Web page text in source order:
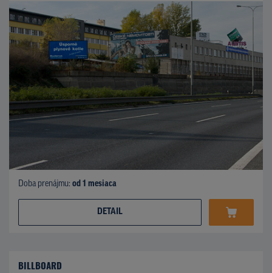
Doba prenájmu: od 1 mesiaca
DETAIL
BILLBOARD